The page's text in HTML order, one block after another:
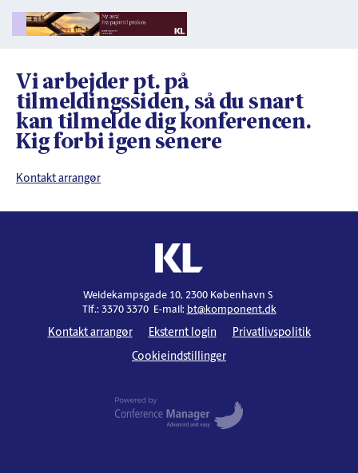
Vi arbejder pt. på
tilmeldingssiden, så du snart
kan tilmelde dig konferencen.
Kig forbi igen senere
Kontakt arrangør
Weidekampsgade 10, 2300 København S
Tlf.: 3370 3370 E-mail: bt@komponent.dk
Kontakt arrangør Eksternt login
Privatlivspolitik
Cookieindstillinger